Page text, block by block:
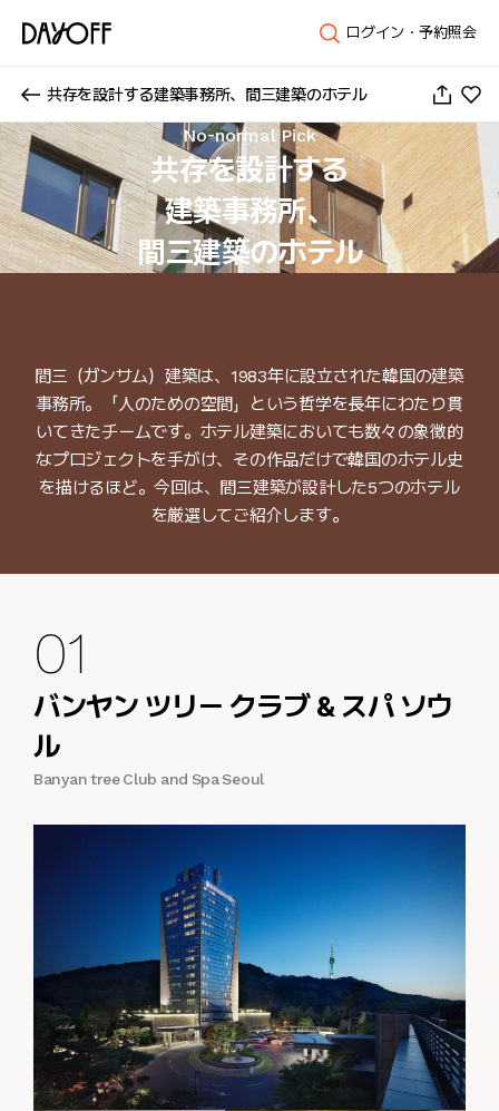
ログイン・予約照会
共存を設計する建築事務所、間三建築のホテル
No-normal Pick
共存を設計する
建築事務所、
間三建築のホテル
間三（ガンサム）建築は、1983年に設立された韓国の建築
事務所。「人のための空間」という哲学を長年にわたり貫
いてきたチームです。ホテル建築においても数々の象徴的
なプロジェクトを手がけ、その作品だけで韓国のホテル史
を描けるほど。今回は、間三建築が設計した5つのホテル
を厳選してご紹介します。
01
バンヤン ツリー クラブ & スパ ソウ
ル
Banyan tree Club and Spa Seoul